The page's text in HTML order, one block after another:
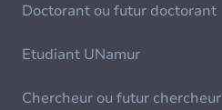
Doctorant ou futur doctorant
Etudiant UNamur
Chercheur ou futur chercheur